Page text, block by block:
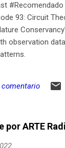
93: Circuit
observation
por ARTE